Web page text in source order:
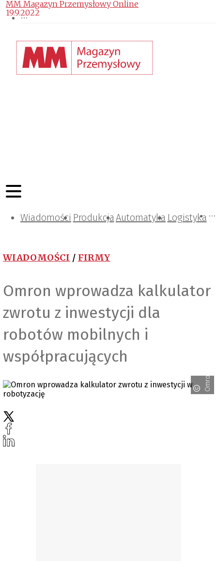
Wiadomości ProdukcjaAutomatyka Logistyka
Projektowanie i konstrukcje
Zarządzanie i IT
Tematy specjalne
WIADOMOŚCI / FIRMY
Omron wprowadza kalkulator
zwrotu z inwestycji dla
robotów mobilnych i
współpracujących
Omron
MM Magazyn Przemysłowy Online
19.9.2022